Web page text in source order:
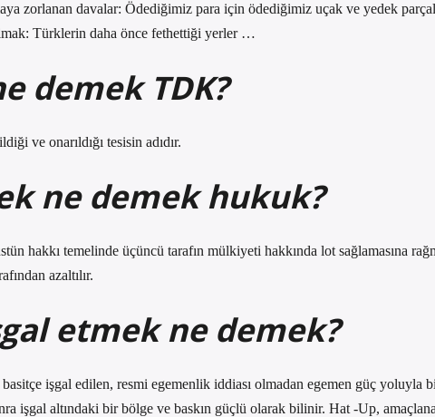
zorlanan davalar: Ödediğimiz para için ödediğimiz uçak ve yedek
Türklerin daha önce fethettiği yerler …
demek TDK?
ve onarıldığı tesisin adıdır.
ne demek hukuk?
hakkı temelinde üçüncü tarafın mülkiyeti hakkında lot sağlamasına
azaltılır.
etmek ne demek?
işgal edilen, resmi egemenlik iddiası olmadan egemen güç yoluyla
işgal altındaki bir bölge ve baskın güçlü olarak bilinir. Hat -Up,